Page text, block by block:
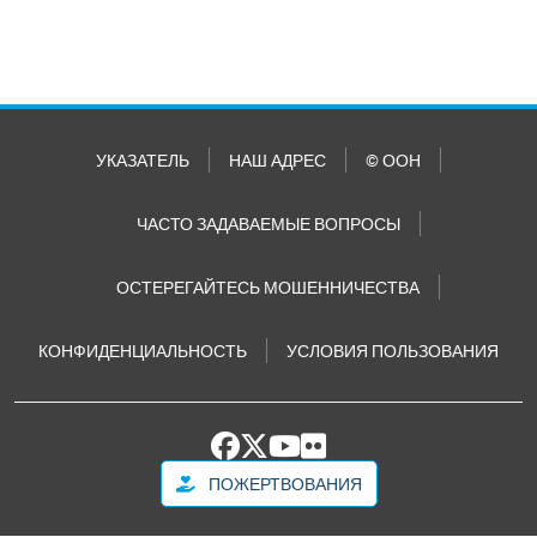
УКАЗАТЕЛЬ НАШ АДРЕС © ООН
ЧАСТО ЗАДАВАЕМЫЕ ВОПРОСЫ
ОСТЕРЕГАЙТЕСЬ МОШЕННИЧЕСТВА
КОНФИДЕНЦИАЛЬНОСТЬ УСЛОВИЯ ПОЛЬЗОВАНИЯ
ПОЖЕРТВОВАНИЯ